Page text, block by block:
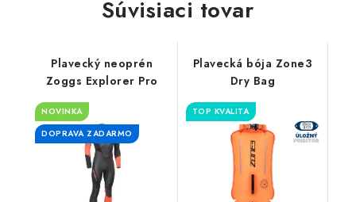
Súvisiaci tovar
Plavecký neoprén
Zoggs Explorer Pro
NOVINKA
DOPRAVA ZADARMO
Plavecká bója Zone3
Dry Bag
TOP KVALITA